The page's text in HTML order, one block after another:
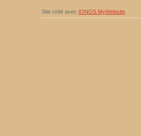
Site créé avec IONOS MyWebsite